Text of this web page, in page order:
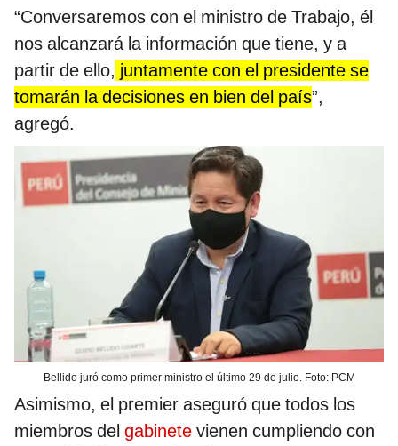
“Conversaremos con el ministro de Trabajo, él
nos alcanzará la información que tiene, y a
partir de ello, juntamente con el presidente se
tomarán la decisiones en bien del país”,
agregó.
Bellido juró como primer ministro el último 29 de julio. Foto: PCM
Asimismo, el premier aseguró que todos los
miembros del gabinete vienen cumpliendo con